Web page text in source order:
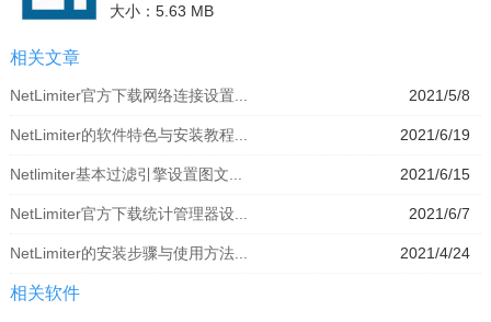
大小：5.63 MB
相关文章
2021/5/8
NetLimiter官方下载网络连接设置...
2021/6/19
NetLimiter的软件特色与安装教程...
2021/6/15
Netlimiter基本过滤引擎设置图文...
2021/6/7
NetLimiter官方下载统计管理器设...
2021/4/24
NetLimiter的安装步骤与使用方法...
相关软件